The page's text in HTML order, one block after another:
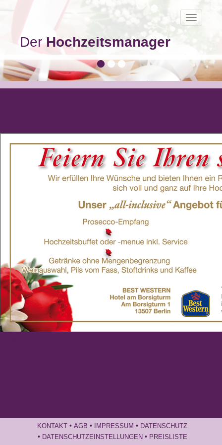
Toggle
DerHochzeitsmanager
KONTAKT • AGB • IMPRESSUM • DATENSCHUTZ
• DATENSCHUTZEINSTELLUNGEN • PREISLISTE